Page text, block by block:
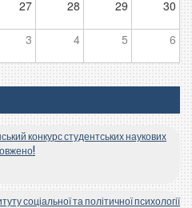
27 28 29 30
3 4 5 6
конкурс студентських наукових
соціальної та політичної психології